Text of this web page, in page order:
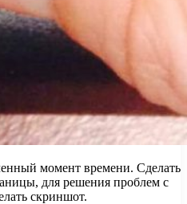
момент времени. Сделать
для решения проблем с
скриншот.